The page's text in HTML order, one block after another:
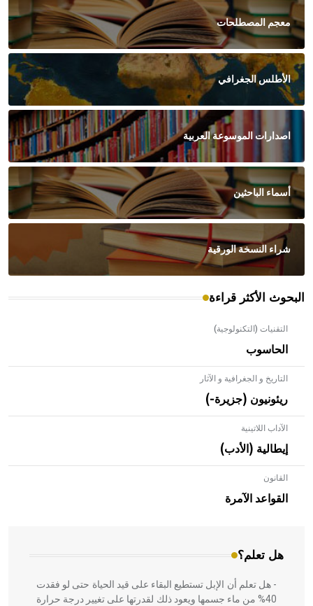
معجم المصطلحات
الأطلس الجغرافي
اصدارات الموسوعة العربية
أسماء الباحثين
شراء النسخة الورقية
البحوث الأكثر قراءة
التقنيات (التكنولوجية)
الحاسوب
التاريخ و الجغرافية و الآثار
ريئونيون (جزيرة-)
الآداب اللاتينية
إيطالية (الأدب)
القانون
القواعد الآمرة
هل تعلم؟
- هل تعلم أن الأبلق نوع من الفنون الهندسية التي ارتبطت
بالعمارة الإسلامية في بلاد الشام ومصر خاصة، حيث يحرص
المعمار على بناء مداميكه وخاصة في الواجهات
- هل تعلم أن الإبل تستطيع البقاء على قيد الحياة حتى لو فقدت
40% من ماء جسمها ويعود ذلك لقدرتها على تغيير درجة حرارة